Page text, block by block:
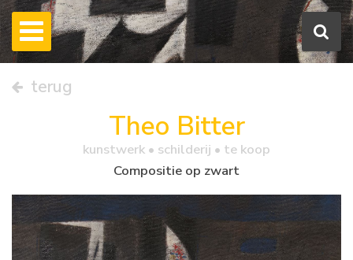
terug
Theo Bitter
kunstwerk • schilderij • te koop
Compositie op zwart